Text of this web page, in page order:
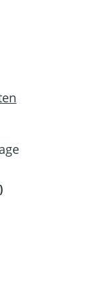
auswählen